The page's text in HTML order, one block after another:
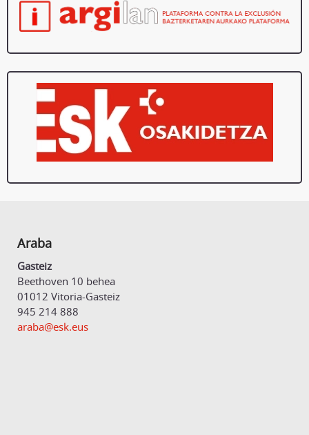
Araba
Gasteiz
Beethoven 10 behea
01012 Vitoria-Gasteiz
945 214 888
araba@esk.eus